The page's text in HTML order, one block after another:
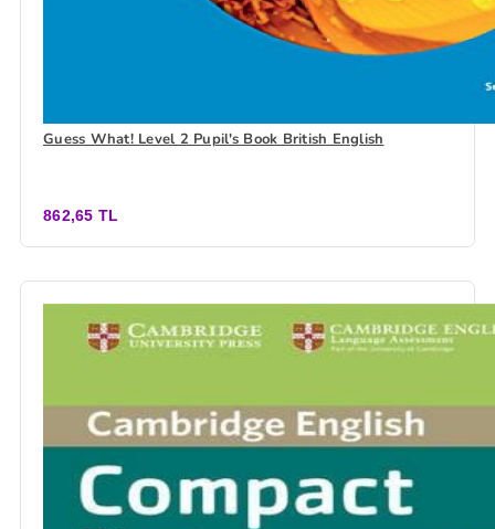
Guess What! Level 2 Pupil's Book British English
862,65 TL